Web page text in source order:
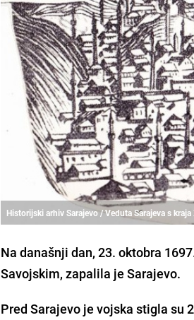
Historijski arhiv Sarajevo / Veduta Sarajeva s
Na današnji dan, 23. oktobra
Savojskim, zapalila je Sarajevo.
Pred Sarajevo je vojska stigla su